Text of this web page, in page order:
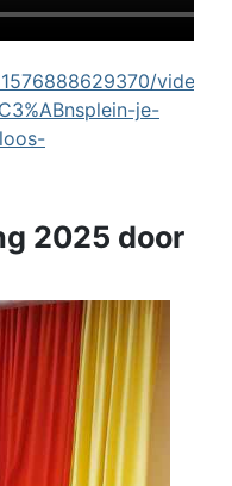
videos/
je-
2025 door